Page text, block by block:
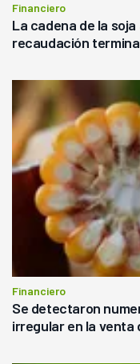
Financiero
La cadena de la
recaudación
Financiero
Se detectaron
irregular en la venta